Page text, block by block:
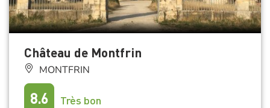
Château de Montfrin
MONTFRIN
8.6 Très bon